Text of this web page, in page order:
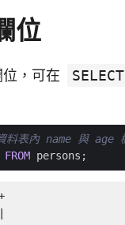
位
，可在 SELECT
FROM persons ;